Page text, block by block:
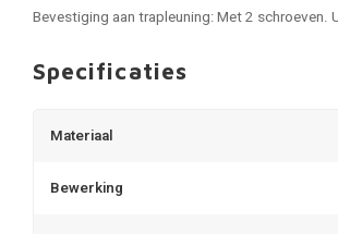
Bevestiging aan trapleuning: Met 2
Specificaties
Materiaal
Bewerking